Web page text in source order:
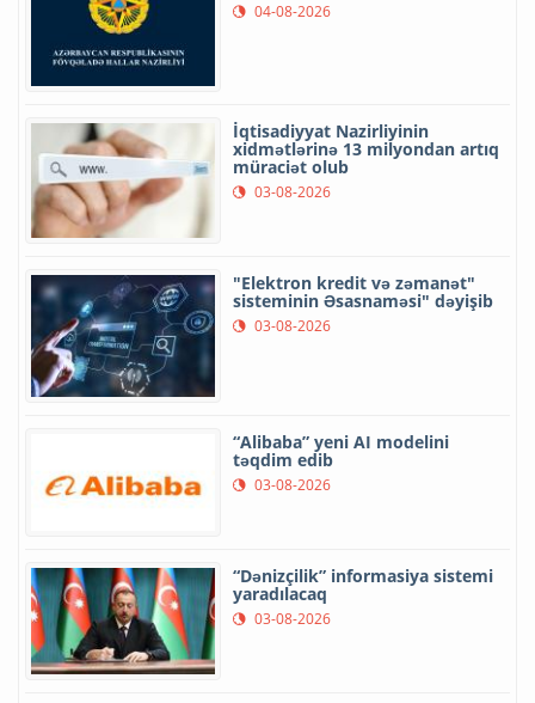
04-08-2026
İqtisadiyyat Nazirliyinin
xidmətlərinə 13 milyondan artıq
müraciət olub
03-08-2026
"Elektron kredit və zəmanət"
sisteminin Əsasnaməsi" dəyişib
03-08-2026
“Alibaba” yeni AI modelini
təqdim edib
03-08-2026
“Dənizçilik” informasiya sistemi
yaradılacaq
03-08-2026